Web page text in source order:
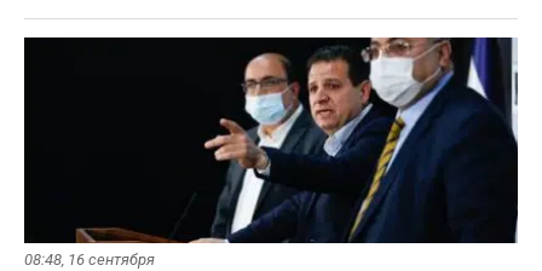
08:48, 16 сентября